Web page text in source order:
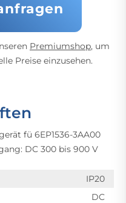
Premiumshop, um
Preise einzusehen.
fü 6EP1536-3AA00
DC 300 bis 900 V
IP20
DC